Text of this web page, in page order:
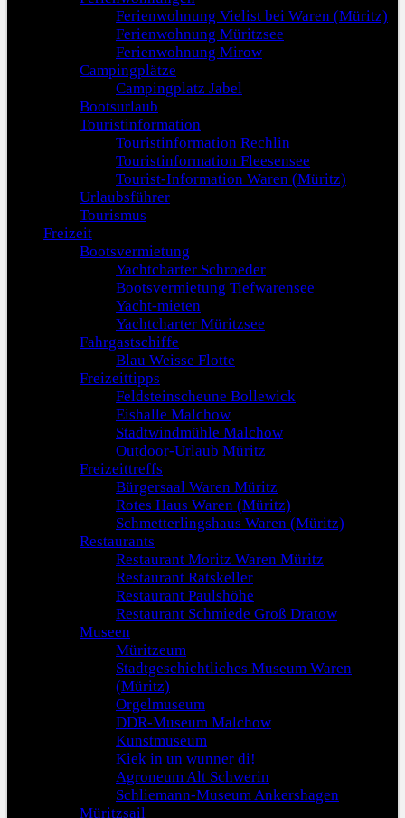
Ferienwohnung Vielist bei Waren (Müritz)
Ferienwohnung Müritzsee
Ferienwohnung Mirow
Campingplätze
Campingplatz Jabel
Bootsurlaub
Touristinformation
Touristinformation Rechlin
Touristinformation Fleesensee
Tourist-Information Waren (Müritz)
Urlaubsführer
Tourismus
Freizeit
Bootsvermietung
Yachtcharter Schroeder
Bootsvermietung Tiefwarensee
Yacht-mieten
Yachtcharter Müritzsee
Fahrgastschiffe
Blau Weisse Flotte
Freizeittipps
Feldsteinscheune Bollewick
Eishalle Malchow
Stadtwindmühle Malchow
Outdoor-Urlaub Müritz
Freizeittreffs
Bürgersaal Waren Müritz
Rotes Haus Waren (Müritz)
Schmetterlingshaus Waren (Müritz)
Restaurants
Restaurant Moritz Waren Müritz
Restaurant Ratskeller
Restaurant Paulshöhe
Restaurant Schmiede Groß Dratow
Museen
Müritzeum
Stadtgeschichtliches Museum Waren
(Müritz)
Orgelmuseum
DDR-Museum Malchow
Kunstmuseum
Kiek in un wunner di!
Agroneum Alt Schwerin
Schliemann-Museum Ankershagen
Müritzsail